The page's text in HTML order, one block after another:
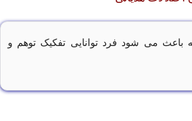
باعث می شود فرد توانایی تفکیک توهم و